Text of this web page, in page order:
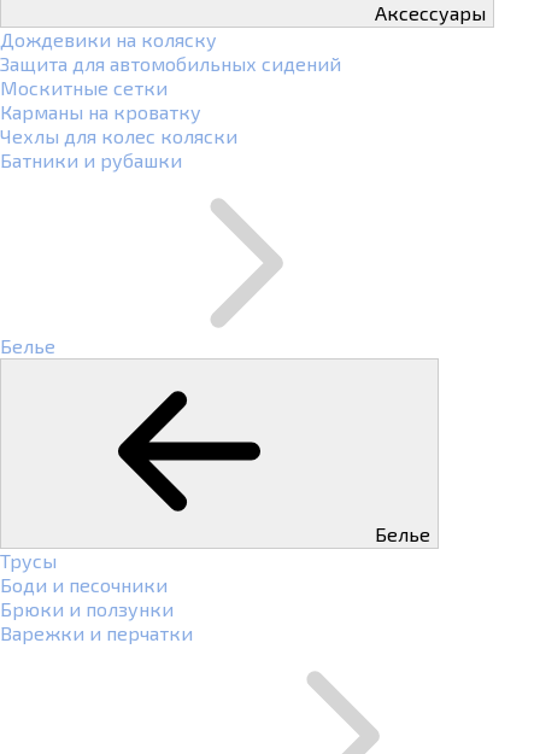
Аксессуары
Дождевики на коляску
Защита для автомобильных сидений
Москитные сетки
Карманы на кроватку
Чехлы для колес коляски
Батники и рубашки
Белье
Белье
Трусы
Боди и песочники
Брюки и ползунки
Варежки и перчатки